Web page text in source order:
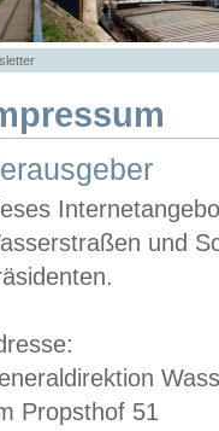
und
Propsthof 51